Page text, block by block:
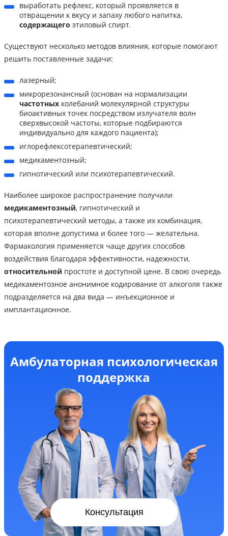
выработать рефлекс, который проявляется в
отвращении к вкусу и запаху любого напитка,
содержащего этиловый спирт.
Существуют несколько методов влияния, которые помогают
решить поставленные задачи:
лазерный;
микрорезонансный (основан на нормализации
частотных колебаний молекулярной структуры
биоактивных точек посредством излучателя волн
сверхвысокой частоты, которые подбираются
индивидуально для каждого пациента);
иглорефлексотерапевтический;
медикаментозный;
гипнотический или психотерапевтический.
Наиболее широкое распространение получили
медикаментозный, гипнотический и
психотерапевтический методы, а также их комбинация,
которая вполне допустима и более того — желательна.
Фармакология применяется чаще других способов
воздействия благодаря эффективности, надежности,
относительной простоте и доступной цене. В свою очередь
медикаментозное анонимное кодирование от алкоголя также
подразделяется на два вида — инъекционное и
имплантационное.
Амбулаторная психологическая
поддержка
Консультация